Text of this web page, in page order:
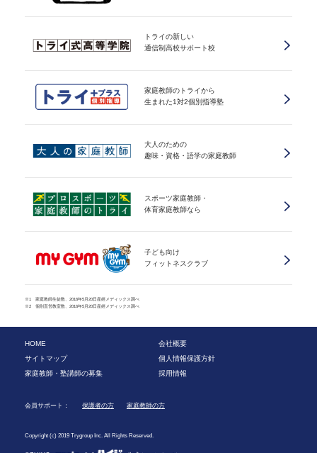
トライの新しい
通信制高校サポート校
家庭教師のトライから
生まれた1対2個別指導塾
大人のための
趣味・資格・語学の家庭教師
スポーツ家庭教師・
体育家庭教師なら
子ども向け
フィットネスクラブ
※1 家庭教師生徒数、2016年5月20日産經メディックス調べ
※2 個別直営教室数、2016年5月20日産經メディックス調べ
HOME
会社概要
サイトマップ
個人情報保護方針
家庭教師・塾講師の募集
採用情報
会員サポート： 保護者の方 家庭教師の方
Copyright (c) 2019 Trygroup Inc. All Rights Reserved.